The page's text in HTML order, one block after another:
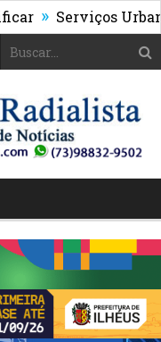
» Serviços Urbanos